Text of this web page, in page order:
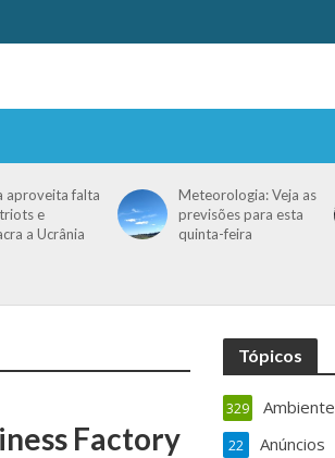
aproveita falta
e
a Ucrânia
Meteorologia: Veja as
previsões para esta
quinta-feira
Factory
Tópicos
Ambiente
329
Anúncios
22